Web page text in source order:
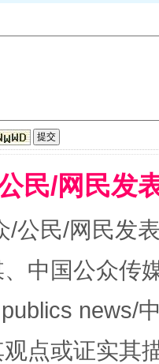
身五年计划来了！等你上场
民/网民发
/公民/网民发
中国公众传
news/
观点或证实其